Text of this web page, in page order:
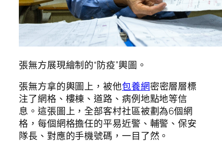
張無方展現繪制的“防疫”輿圖。
張無方拿的輿圖上，被他包養網密密層層標
注了網格、樓棟、道路、病例地點地等信
息。這張圖上，全部客村社區被劃為6個網
格，每個網格擔任的平易近警、輔警、保安
隊長、對應的手機號碼，一目了然。